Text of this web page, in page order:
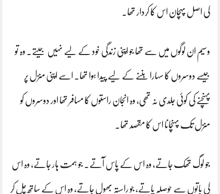
کی اصل پہچان اس کا کردار تھا۔
وسیم ان لوگوں میں سے تھا جو اپنی زندگی خود کے لیے نہیں جیتے۔ وہ تو
جیسے دوسروں کا سہارا بننے کے لیے پیدا ہوا تھا۔ اسے اپنی منزل پر
پہنچنے کی کوئی جلدی نہ تھی، وہ انجان راستوں کا مسافر تھا اور دوسروں کو
منزل تک پہنچانا اس کا مقصد تھا۔
جو لوگ تھک جاتے، وہ اس کے پاس آتے۔ جو ہمت ہار جاتے، وہ اس
کی باتوں سے حوصلہ پاتے، جو راستہ بھول جاتے، وہ اس کے ساتھ چل کر